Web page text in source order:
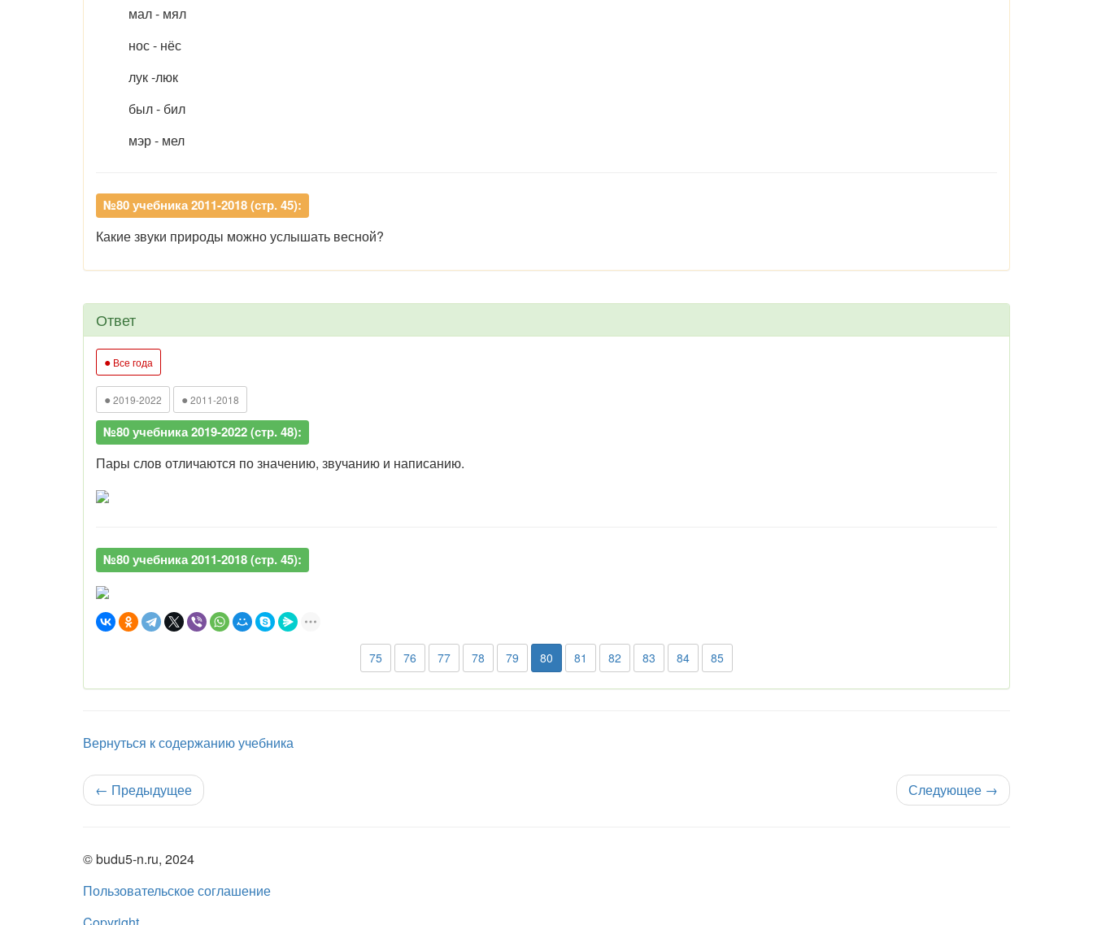
мал - мял
нос - нёс
лук -люк
был - бил
мэр - мел
№80 учебника 2011-2018 (стр. 45):
Какие звуки природы можно услышать весной?
Ответ
● Все года
● 2019-2022 ● 2011-2018
№80 учебника 2019-2022 (стр. 48):
Пары слов отличаются по значению, звучанию и написанию.
№80 учебника 2011-2018 (стр. 45):
75 76 77 78 79 80 81 82 83 84 85
Вернуться к содержанию учебника
← Предыдущее Следующее →
© budu5-n.ru, 2024
Пользовательское соглашение